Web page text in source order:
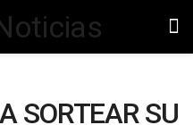
SORTEAR SU